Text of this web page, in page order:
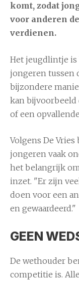
komt, zodat
voor anderen
verdienen.
Het jeugdlintje
jongeren tussen
bijzondere
kan
of een
Volgens De
jongeren vaak
het belangrijk
inzet. "Er zijn
doen voor een
en gewaardeerd."
GEEN
De wethouder
competitie is.